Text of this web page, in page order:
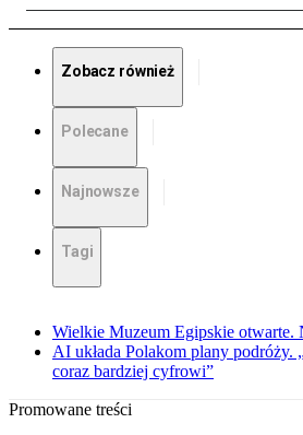
Zobacz również
Polecane
Najnowsze
Tagi
Wielkie Muzeum Egipskie otwarte.
AI układa Polakom plany podróży.
coraz bardziej cyfrowi”
Promowane treści